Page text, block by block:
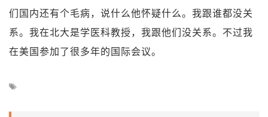
们国内还有个毛病，说什么他怀疑什么。我跟谁都没关
系。我在北大是学医科教授，我跟他们没关系。不过我
在美国参加了很多年的国际会议。